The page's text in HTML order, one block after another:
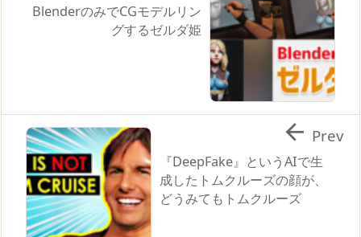
BlenderのみでCGモデルリン
グするゼルダ姫
『DeepFake』というAIで生
成したトムクルーズの顔が、
どうみてもトムクルーズ
 Prev